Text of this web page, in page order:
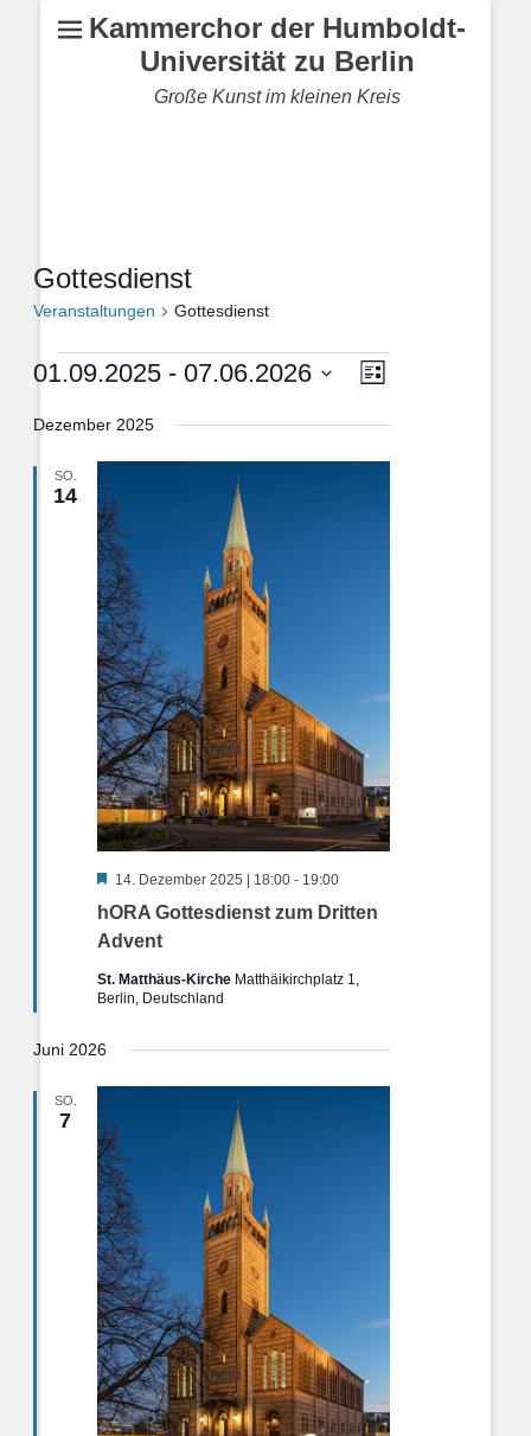
Kammerchor der Humboldt-
Universität zu Berlin
Große Kunst im kleinen Kreis
Gottesdienst
Veranstaltungen Gottesdienst
Veranstaltungen
Ansichten-
Veranstaltung
Ansichten-
Liste
01.09.2025 - 07.06.2026
wählen.
Dezember 2025
SO.
14
hORA Gottesdienst zum Dritten
Advent
Hervorgehoben
14. Dezember 2025 | 18:00 - 19:00
St. Matthäus-Kirche Matthäikirchplatz 1,
Berlin, Deutschland
Juni 2026
SO.
7